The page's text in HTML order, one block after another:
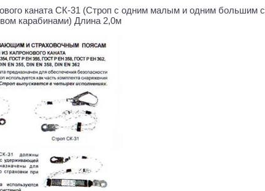
каната СК-31 (Строп с одним малым и одним большим с
карабинами) Длина 2,0м